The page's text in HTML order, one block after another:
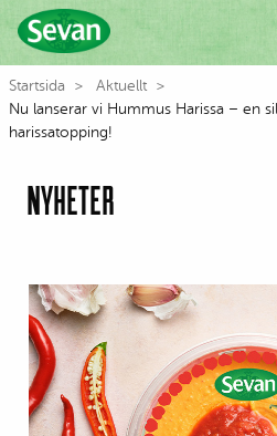
Startsida
Aktuellt
Nu lanserar vi Hummus Harissa – en
harissatopping!
NYHETER